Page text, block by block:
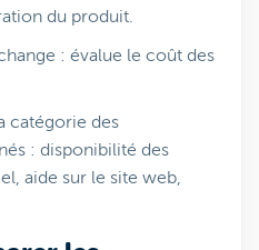
du produit.
: évalue le coût des
catégorie des
: disponibilité des
aide sur le site web,